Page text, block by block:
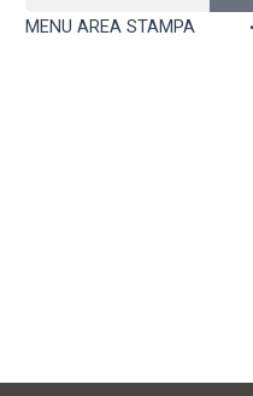
MENU AREA STAMPA